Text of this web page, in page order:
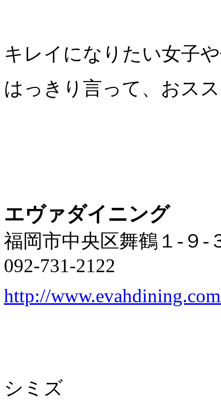
キレイになりたい女子
はっきり言って、おス
エヴァダイニング
福岡市中央区舞鶴１‐９‐
092-731-2122
http://
シミズ